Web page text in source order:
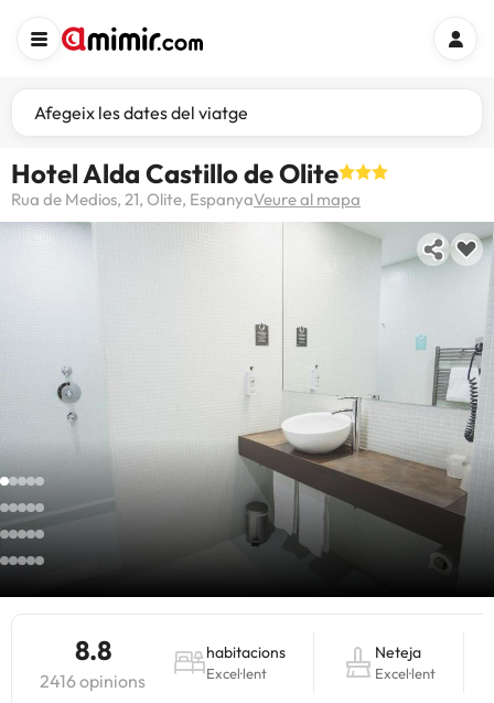
Afegeix les dates del viatge
Hotel Alda Castillo de Olite
Rua de Medios, 21, Olite, EspanyaVeure al mapa
8.8
2416 opinions
habitacions
Excel·lent
Neteja
Excel·lent